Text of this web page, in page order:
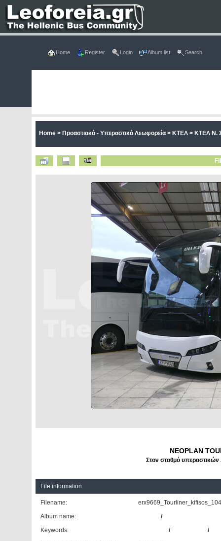
Home Register Login Album list Search
Home> Προαστιακά - Υπεραστικά Λεωφορεία> ΚΤΕΛ> ΚΤΕΛ Ν.
NEOPLAN
Στον σταθμό
File information
Filename:
Album name:
/
Keywords:
/ /